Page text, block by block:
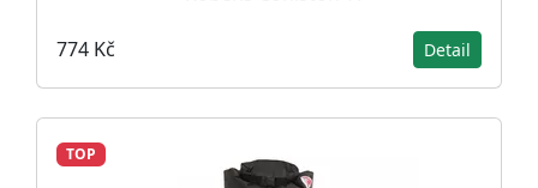
774 Kč Detail
TOP